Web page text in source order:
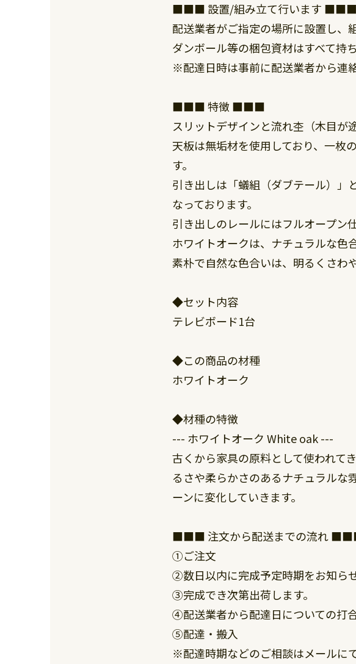
■■■ 設置/組み立て行います ■■■
配送業者がご指定の場所に設置し、
ダンボール等の梱包資材はすべて持ち
※配達日時は事前に配送業者から連
■■■ 特徴 ■■■
スリットデザインと流れ杢（木目が
天板は無垢材を使用しており、一枚
す。
引き出しは「蟻組（ダブテール）」
なっております。
引き出しのレールにはフルオープン
ホワイトオークは、ナチュラルな色
素朴で自然な色合いは、明るくさわ
◆セット内容
テレビボード1台
◆この商品の材種
ホワイトオーク
◆材種の特徴
--- ホワイトオーク White oak ---
古くから家具の原料として使われて
るさや柔らかさのあるナチュラルな
ーンに変化していきます。
■■■ 注文から配送までの流れ
①ご注文
②数日以内に完成予定時期をお知らせ
③完成でき次第出荷します。
④配送業者から配達日についての打
⑤配達・搬入
※配達時期などのご相談はメールに